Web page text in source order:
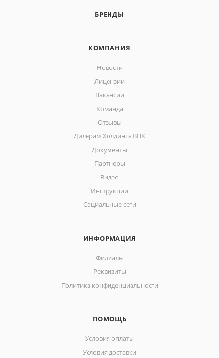
БРЕНДЫ
КОМПАНИЯ
Новости
Лицензии
Вакансии
Команда
Отзывы
Дилерам Холдинга ВПК
Документы
Партнеры
Видео
Инструкции
Социальные сети
ИНФОРМАЦИЯ
Филиалы
Реквизиты
Политика конфиденциальности
ПОМОЩЬ
Условия оплаты
Условия доставки